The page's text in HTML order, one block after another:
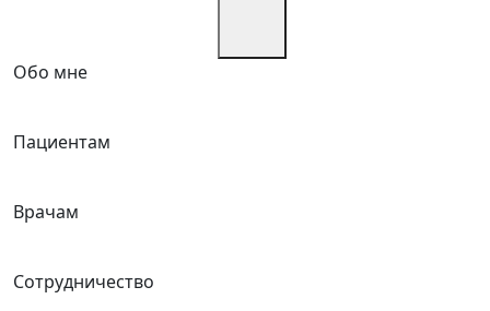
Обо мне
Пациентам
Врачам
Сотрудничество